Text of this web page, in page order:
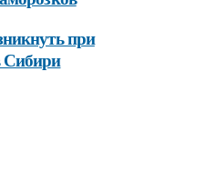
при
Сибири